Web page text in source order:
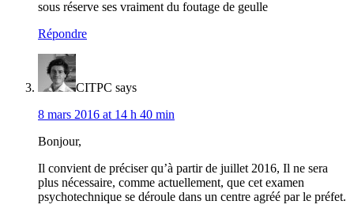
sous réserve ses vraiment du foutage de geulle
Répondre
CITPC says
8 mars 2016 at 14 h 40 min
Bonjour,
Il convient de préciser qu’à partir de juillet 2016, Il ne sera
plus nécessaire, comme actuellement, que cet examen
psychotechnique se déroule dans un centre agréé par le préfet.